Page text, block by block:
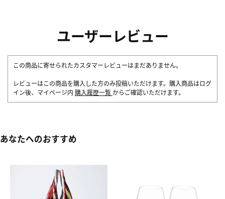
ユーザーレビュー
この商品に寄せられたカスタマーレビューはまだありません。
レビューはこの商品を購入した方のみ投稿いただけます。購入商品はログ
イン後、マイページ内 購入履歴一覧 からご確認いただけます。
あなたへのおすすめ